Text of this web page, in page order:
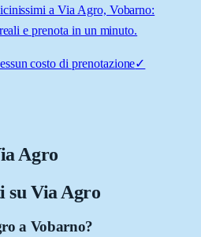
a Via Agro, Vobarno:
e prenota in un minuto.
costo di prenotazione✓
Agro
su Via Agro
a Vobarno?